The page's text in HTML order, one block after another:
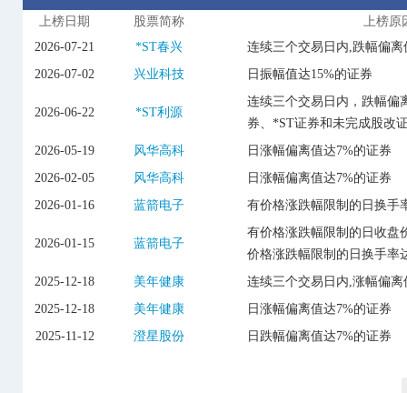
上榜日期 股票简称
上榜原
2026-07-21
*ST春兴
连续三个交易日内,跌幅偏离
2026-07-02
兴业科技 日振幅值达15%的证券
2026-06-22 *ST利源
连续三个交易日内，跌幅偏
券、*ST证券和未完成股改
2026-05-19
风华高科
日涨幅偏离值达7%的证券
2026-02-05
风华高科
日涨幅偏离值达7%的证券
2026-01-16
蓝箭电子 有价格涨跌幅限制的日换手
2026-01-15 蓝箭电子
有价格涨跌幅限制的日收盘
价格涨跌幅限制的日换手率
2025-12-18
美年健康
连续三个交易日内,涨幅偏离
2025-12-18
美年健康
日涨幅偏离值达7%的证券
2025-11-12
澄星股份 日跌幅偏离值达7%的证券